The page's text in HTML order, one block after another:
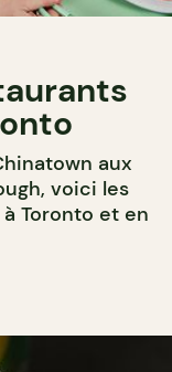
aux
voici les
Toronto et en